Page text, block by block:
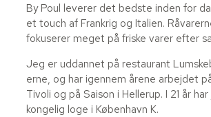
By Poul leverer det bedste inden for
et touch af Frankrig og Italien.
fokuserer meget på friske varer efter
Jeg er uddannet på restaurant
erne, og har igennem årene arbejdet
Tivoli og på Saison i Hellerup. I 21 år
kongelig loge i København K.